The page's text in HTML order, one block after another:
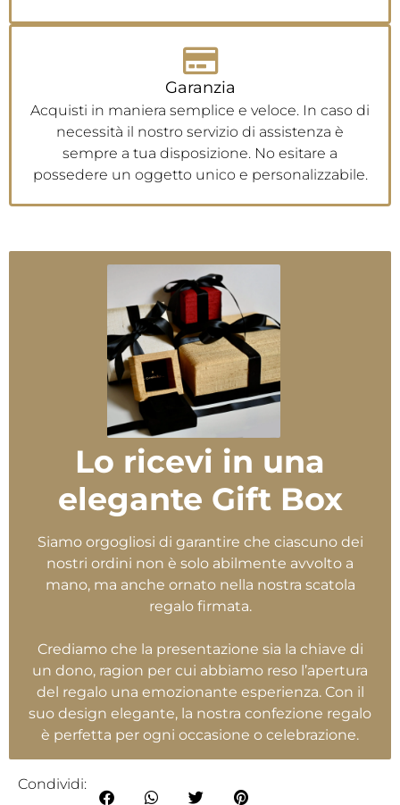
Garanzia
Acquisti in maniera semplice e veloce. In caso di
necessità il nostro servizio di assistenza è
sempre a tua disposizione. No esitare a
possedere un oggetto unico e personalizzabile.
Lo ricevi in una
elegante Gift Box
Siamo orgogliosi di garantire che ciascuno dei
nostri ordini non è solo abilmente avvolto a
mano, ma anche ornato nella nostra scatola
regalo firmata.
Crediamo che la presentazione sia la chiave di
un dono, ragion per cui abbiamo reso l’apertura
del regalo una emozionante esperienza. Con il
suo design elegante, la nostra confezione regalo
è perfetta per ogni occasione o celebrazione.
Condividi: